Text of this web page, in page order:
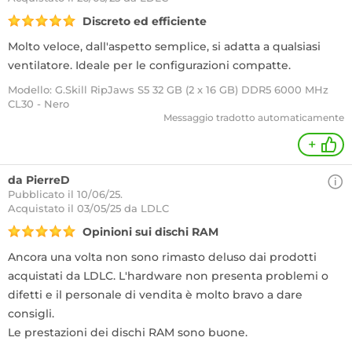
Discreto ed efficiente
Molto veloce, dall'aspetto semplice, si adatta a qualsiasi
ventilatore. Ideale per le configurazioni compatte.
Modello: G.Skill RipJaws S5 32 GB (2 x 16 GB) DDR5 6000 MHz
CL30 - Nero
Messaggio tradotto automaticamente
+
da PierreD
Pubblicato il 10/06/25.
Acquistato il 03/05/25 da LDLC
Opinioni sui dischi RAM
Ancora una volta non sono rimasto deluso dai prodotti
acquistati da LDLC. L'hardware non presenta problemi o
difetti e il personale di vendita è molto bravo a dare
consigli.
Le prestazioni dei dischi RAM sono buone.